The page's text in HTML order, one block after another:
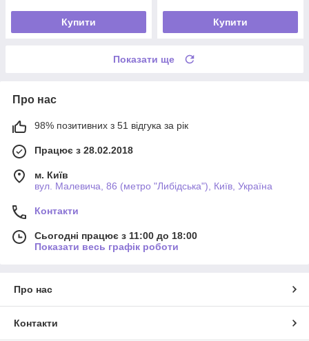
Купити Купити
Показати ще
Про нас
98% позитивних з 51 відгука за рік
Працює з 28.02.2018
м. Київ
вул. Малевича, 86 (метро "Либідська"), Київ, Україна
Контакти
Сьогодні працює з 11:00 до 18:00
Показати весь графік роботи
Про нас
Контакти